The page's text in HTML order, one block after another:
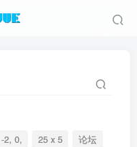
-2, 0, 25 x 5
论坛